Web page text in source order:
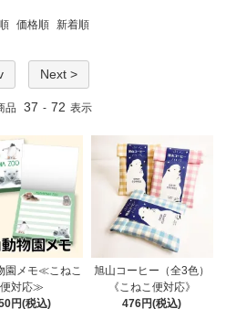
価格順 新着順
Next >
品 37 - 72 表示
園メモ≪こねこ
便対応≫
円(税込)
旭山コーヒー（全3色）
《こねこ便対応》
476円(税込)